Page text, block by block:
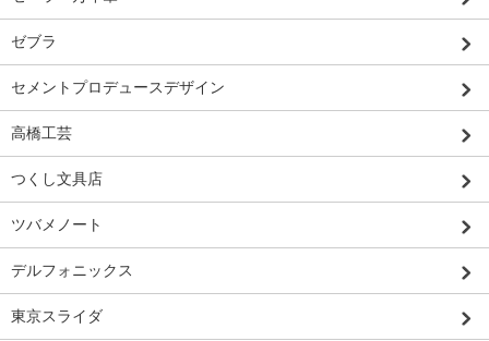
ゼブラ
セメントプロデュースデザイン
高橋工芸
つくし文具店
ツバメノート
デルフォニックス
東京スライダ